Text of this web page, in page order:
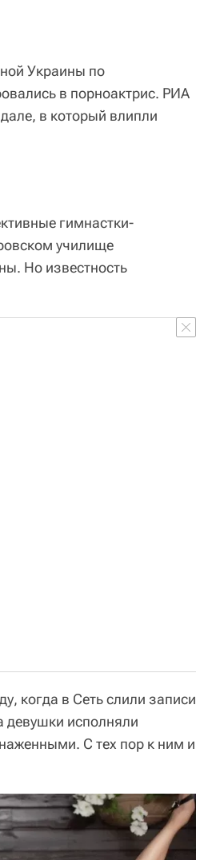
Украины по
в порноактрис. РИА
в который влипли
гимнастки-
училище
Но известность
когда в Сеть слили записи
девушки исполняли
С тех пор к ним и